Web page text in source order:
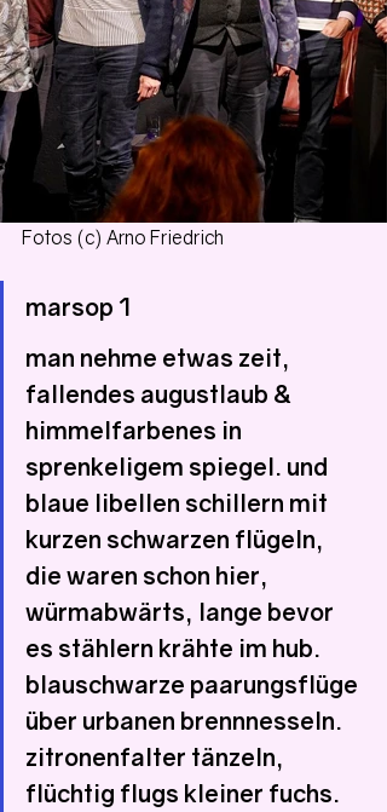
Fotos (c) Arno Friedrich
marsop 1
man nehme etwas zeit,
fallendes augustlaub &
himmelfarbenes in
sprenkeligem spiegel. und
blaue libellen schillern mit
kurzen schwarzen flügeln,
die waren schon hier,
würmabwärts, lange bevor
es stählern krähte im hub.
blauschwarze paarungsflüge
über urbanen brennnesseln.
zitronenfalter tänzeln,
flüchtig flugs kleiner fuchs.